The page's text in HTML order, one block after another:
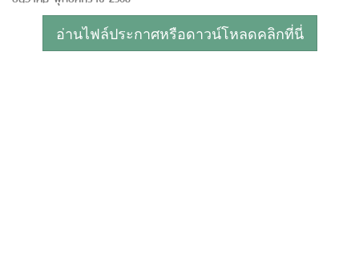
อ่านไฟล์ประกาศหรือดาวน์โหลดคลิกที่นี่